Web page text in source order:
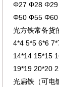
Φ27 Φ28
Φ50 Φ55 Φ60
光方铁常备货
4*4 5*5 6*6
14*14 15*15
19*19 20*20
光扁铁（可电